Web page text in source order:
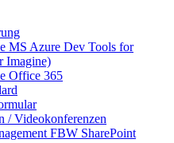
MS Azure Dev Tools for
Imagine)
Office 365
/ Videokonferenzen
FBW SharePoint